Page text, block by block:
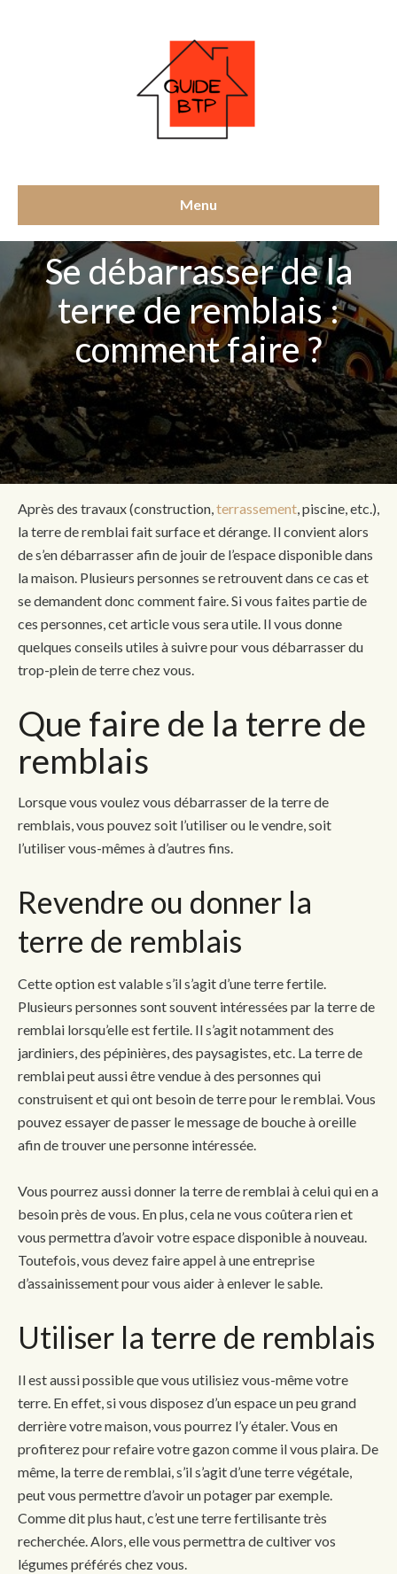
Menu
Se débarrasser de la
terre de remblais :
comment faire ?
Après des travaux (construction, terrassement , piscine, etc.),
la terre de remblai fait surface et dérange. Il convient alors
de s’en débarrasser afin de jouir de l’espace disponible dans
la maison. Plusieurs personnes se retrouvent dans ce cas et
se demandent donc comment faire. Si vous faites partie de
ces personnes, cet article vous sera utile. Il vous donne
quelques conseils utiles à suivre pour vous débarrasser du
trop-plein de terre chez vous.
Que faire de la terre de
remblais
Lorsque vous voulez vous débarrasser de la terre de
remblais, vous pouvez soit l’utiliser ou le vendre, soit
l’utiliser vous-mêmes à d’autres fins.
Revendre ou donner la
terre de remblais
Cette option est valable s’il s’agit d’une terre fertile.
Plusieurs personnes sont souvent intéressées par la terre de
remblai lorsqu’elle est fertile. Il s’agit notamment des
jardiniers, des pépinières, des paysagistes, etc. La terre de
remblai peut aussi être vendue à des personnes qui
construisent et qui ont besoin de terre pour le remblai. Vous
pouvez essayer de passer le message de bouche à oreille
afin de trouver une personne intéressée.
Vous pourrez aussi donner la terre de remblai à celui qui en a
besoin près de vous. En plus, cela ne vous coûtera rien et
vous permettra d’avoir votre espace disponible à nouveau.
Toutefois, vous devez faire appel à une entreprise
d’assainissement pour vous aider à enlever le sable.
Utiliser la terre de remblais
Il est aussi possible que vous utilisiez vous-même votre
terre. En effet, si vous disposez d’un espace un peu grand
derrière votre maison, vous pourrez l’y étaler. Vous en
profiterez pour refaire votre gazon comme il vous plaira. De
même, la terre de remblai, s’il s’agit d’une terre végétale,
peut vous permettre d’avoir un potager par exemple.
Comme dit plus haut, c’est une terre fertilisante très
recherchée. Alors, elle vous permettra de cultiver vos
légumes préférés chez vous.